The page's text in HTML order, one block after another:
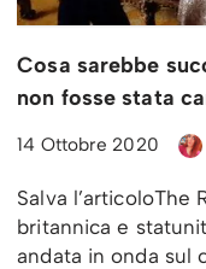
Cosa sarebbe
non fosse stata
14 Ottobre 2020
Salva l’articoloThe
britannica e
andata in onda sul